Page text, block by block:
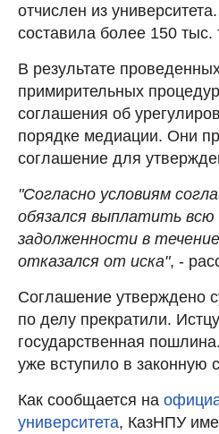
отчислен из
составила более 150 тыс.
В результате
примирительных
соглашения об
порядке медиации. Они
соглашение для
"Согласно условиям
обязался выплатить всю
задолженности в
отказался от иска", -
Соглашение утверждено
по делу прекратили.
государственная
уже вступило в законную
Как сообщается на
университета, КазНПУ